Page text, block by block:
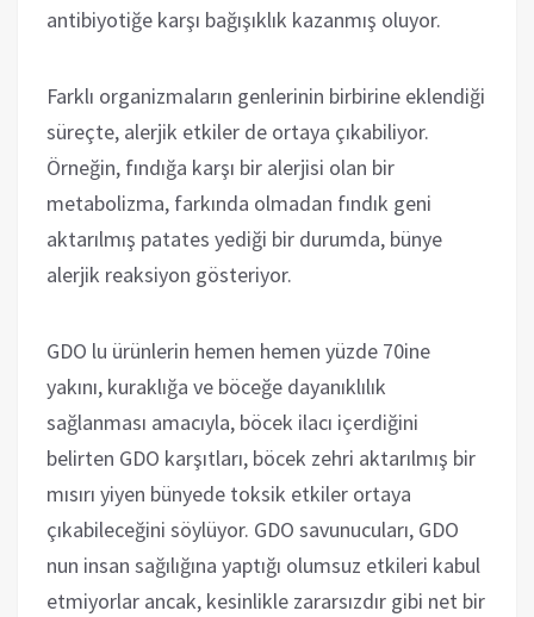
antibiyotiğe karşı bağışıklık kazanmış oluyor.
Farklı organizmaların genlerinin birbirine eklendiği
süreçte, alerjik etkiler de ortaya çıkabiliyor.
Örneğin, fındığa karşı bir alerjisi olan bir
metabolizma, farkında olmadan fındık geni
aktarılmış patates yediği bir durumda, bünye
alerjik reaksiyon gösteriyor.
GDO lu ürünlerin hemen hemen yüzde 70ine
yakını, kuraklığa ve böceğe dayanıklılık
sağlanması amacıyla, böcek ilacı içerdiğini
belirten GDO karşıtları, böcek zehri aktarılmış bir
mısırı yiyen bünyede toksik etkiler ortaya
çıkabileceğini söylüyor. GDO savunucuları, GDO
nun insan sağılığına yaptığı olumsuz etkileri kabul
etmiyorlar ancak, kesinlikle zararsızdır gibi net bir